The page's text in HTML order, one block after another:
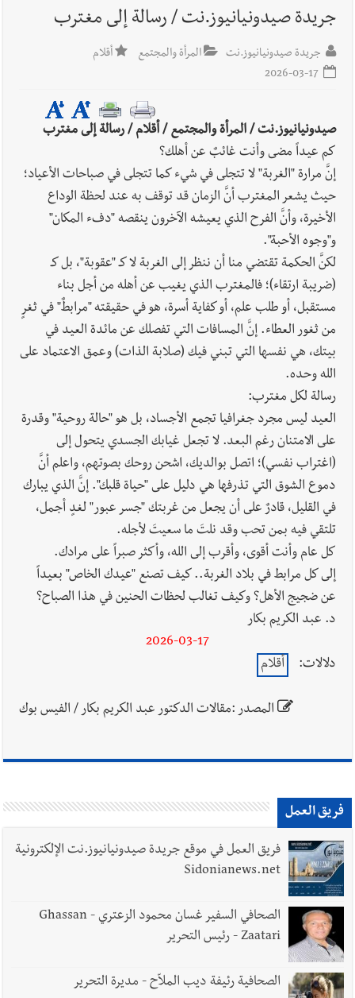
تداخل السياسة بالقضاء ولبنان قد يسلّمه إلى السلطة
حراك ديبلوماسي للتجديد لـ اليونيفيل .. مسؤول غربي
يُحذّر من الفراغ !
أخبار لبنان ليلة سقوط رياض سلامة... هل ننتظر الحقيقة؟
أخبار صيدا بالصور : غسان سركيس يرعى تخرّج فوج الفكر والإبداع
في ثانوية السفير : تعلّمت منكم حب الوطن والتمسك بالأرض ...
والجنوب هو عزة وكرامة لبنان
جريدة صيدونيانيوز.نت / رسالة إلى مغترب
جريدة صيدونيانيوز.نت المرأة والمجتمع
أقلام
2026-03-17
صيدونيانيوز.نت / المرأة والمجتمع / أقلام / رسالة إلى مغترب
كم عيداً مضى وأنت غائبٌ عن أهلك؟
​إنَّ مرارة "الغربة" لا تتجلى في شيء كما تتجلى في صباحات الأعياد؛
حيث يشعر المغترب أنَّ الزمان قد توقف به عند لحظة الوداع
الأخيرة، وأنَّ الفرح الذي يعيشه الآخرون ينقصه "دفء المكان"
و"وجوه الأحبة".
​لكنَّ الحكمة تقتضي منا أن ننظر إلى الغربة لا كـ "عقوبة"، بل كـ
(ضريبة ارتقاء)؛ فالمغترب الذي يغيب عن أهله من أجل بناء
مستقبل، أو طلب علم، أو كفاية أسرة، هو في حقيقته "مرابطٌ" في ثغرٍ
من ثغور العطاء. إنَّ المسافات التي تفصلك عن مائدة العيد في
بيتك، هي نفسها التي تبني فيك (صلابة الذات) وعمق الاعتماد على
الله وحده.
​رسالة لكل مغترب:
العيد ليس مجرد جغرافيا تجمع الأجساد، بل هو "حالة روحية" وقدرة
على الامتنان رغم البعد. لا تجعل غيابك الجسدي يتحول إلى
(اغتراب نفسي)؛ اتصل بوالديك، اشحن روحك بصوتهم، واعلم أنَّ
دموع الشوق التي تذرفها هي دليل على "حياة قلبك". إنَّ الذي يبارك
في القليل، قادرٌ على أن يجعل من غربتك "جسر عبور" لغدٍ أجمل،
تلتقي فيه بمن تحب وقد نلتَ ما سعيتَ لأجله.
​كل عام وأنت أقوى، وأقرب إلى الله، وأكثر صبراً على مرادك.
​إلى كل مرابط في بلاد الغربة.. كيف تصنع "عيدك الخاص" بعيداً
عن ضجيج الأهل؟ وكيف تغالب لحظات الحنين في هذا الصباح؟
د. عبد الكريم بكار
2026-03-17
دلالات:
أقلام
المصدر :مقالات الدكتور عبد الكريم بكار / الفيس بوك
فريق العمل
فريق العمل في موقع جريدة صيدونيانيوز.نت الإلكترونية
Sidonianews.net
الصحافي السفير غسان محمود الزعتري - Ghassan
Zaatari - رئيس التحرير
الصحافية رئيفة ديب الملاّح - مديرة التحرير